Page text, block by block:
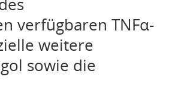
verfügbaren TNFα-
weitere
sowie die